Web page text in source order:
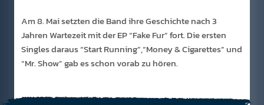
Am 8. Mai setzten die Band ihre Geschichte nach 3
Jahren Wartezeit mit der EP “Fake Fur” fort. Die ersten
Singles daraus “Start Running”,“Money & Cigarettes” und
“Mr. Show” gab es schon vorab zu hören.